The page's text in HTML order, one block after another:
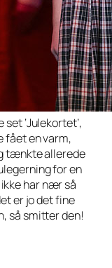
‘Julekortet’,
fået en varm,
tænkte allerede
for en
har nær så
er jo det fine
så smitter den!